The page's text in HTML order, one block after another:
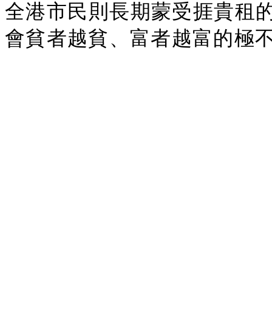
全港市民則長期蒙受捱貴租
會貧者越貧、富者越富的極